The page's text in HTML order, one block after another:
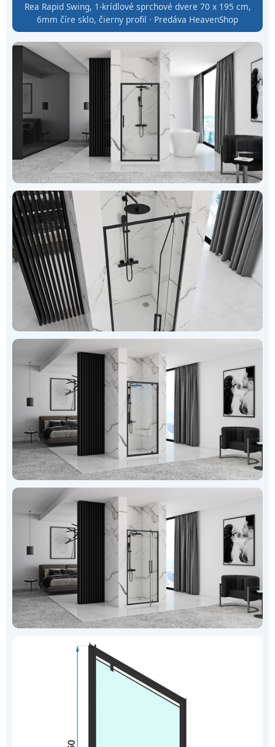
Rea Rapid Swing, 1-krídlové sprchové dvere 70 x 195 cm,
6mm číre sklo, čierny profil · Predáva HeavenShop